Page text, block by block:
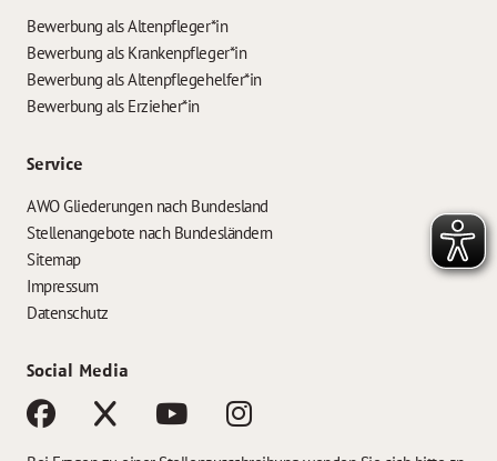
Bewerbung als Altenpfleger*in
Bewerbung als Krankenpfleger*in
Bewerbung als Altenpflegehelfer*in
Bewerbung als Erzieher*in
Service
AWO Gliederungen nach Bundesland
Stellenangebote nach Bundesländern
Sitemap
Impressum
Datenschutz
Social Media